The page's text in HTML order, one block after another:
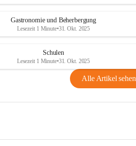
Gastronomie und Beherbergung
Lesezeit 1 Minute•31. Okt. 2025
Schulen
Lesezeit 1 Minute•31. Okt. 2025
Alle Artikel sehen